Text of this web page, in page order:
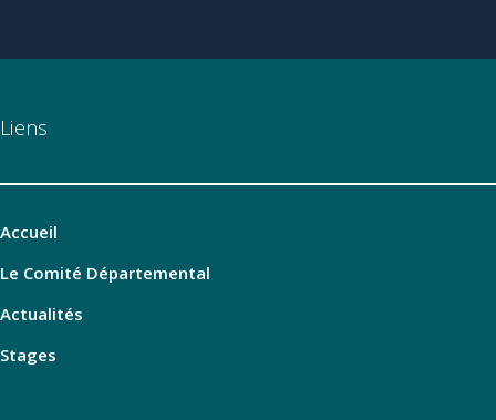
Liens
Accueil
Le Comité Départemental
Actualités
Stages